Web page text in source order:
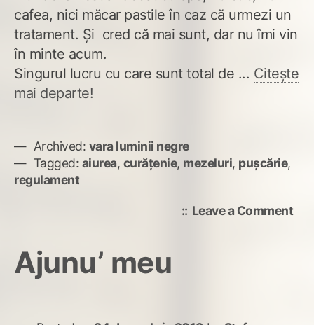
cafea, nici măcar pastile în caz că urmezi un
tratament. Și cred că mai sunt, dar nu îmi vin
în minte acum.
Singurul lucru cu care sunt total de ... Citește
mai departe!
Archived: vara luminii negre
Tagged: aiurea, curățenie, mezeluri, pușcărie,
regulament
Leave a Commenton
Ajunu’ meu